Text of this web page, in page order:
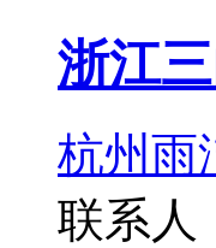
浙江
杭州雨
联系人